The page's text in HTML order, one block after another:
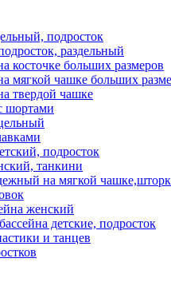
подросток
раздельный
косточке больших размеров
мягкой чашке больших
твердой чашке
шортами
подросток
танкини
на мягкой
женский
детские, подросток
и танцев